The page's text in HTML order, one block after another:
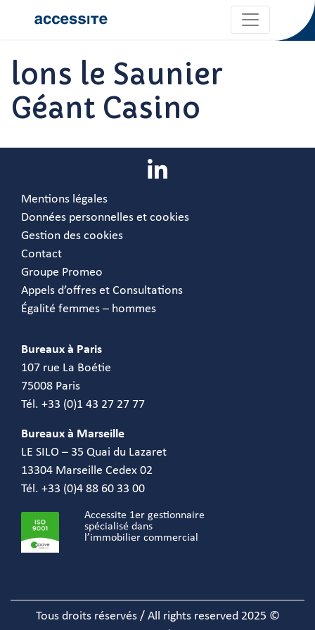
lons le Saunier
Géant Casino
Mentions légales
Données personnelles et cookies
Gestion des cookies
Contact
Groupe Promeo
Appels d’offres et Consultations
Égalité femmes – hommes
Bureaux à Paris
107 rue La Boétie
75008 Paris
Tél. +33 (0)1 43 27 27 77
Bureaux à Marseille
LE SILO – 35 Quai du Lazaret
13304 Marseille Cedex 02
Tél. +33 (0)4 88 60 33 00
Accessite 1er gestionnaire
spécialisé dans
l’immobilier commercial
Tous droits réservés / All rights reserved 2025 ©